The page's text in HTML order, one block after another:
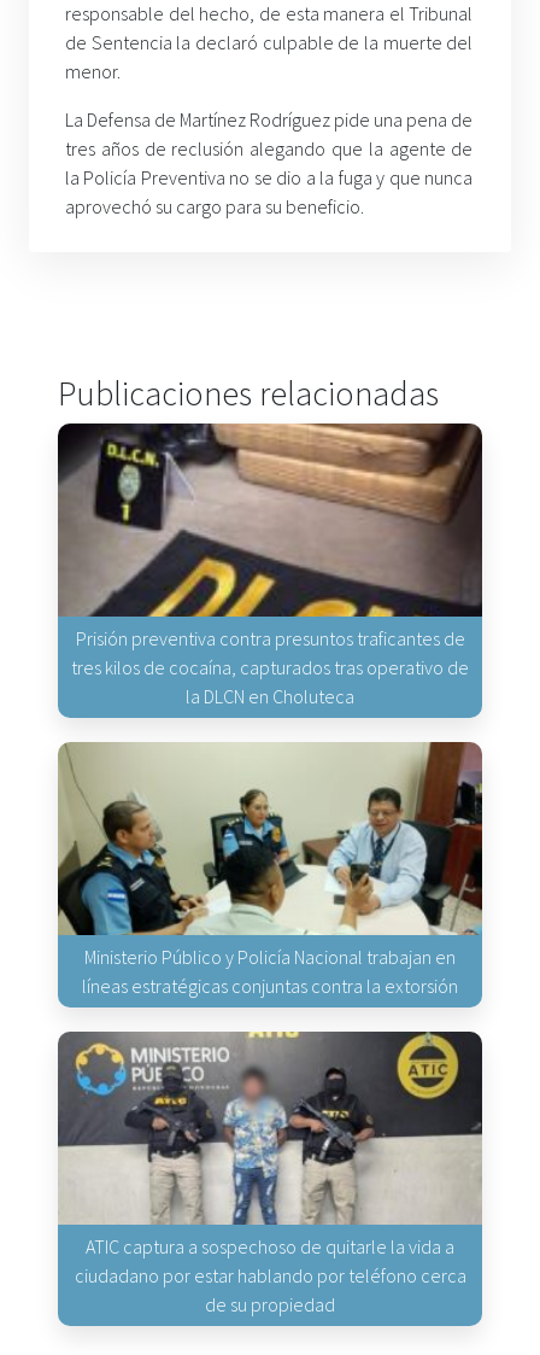
responsable del hecho, de esta manera el Tribunal
de Sentencia la declaró culpable de la muerte del
menor.
La Defensa de Martínez Rodríguez pide una pena de
tres años de reclusión alegando que la agente de
la Policía Preventiva no se dio a la fuga y que nunca
aprovechó su cargo para su beneficio.
Publicaciones relacionadas
Prisión preventiva contra presuntos traficantes de
tres kilos de cocaína, capturados tras operativo de
la DLCN en Choluteca
Ministerio Público y Policía Nacional trabajan en
líneas estratégicas conjuntas contra la extorsión
ATIC captura a sospechoso de quitarle la vida a
ciudadano por estar hablando por teléfono cerca
de su propiedad